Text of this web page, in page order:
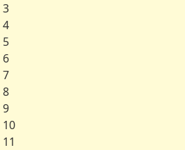
3
4
5
6
7
8
9
10
11